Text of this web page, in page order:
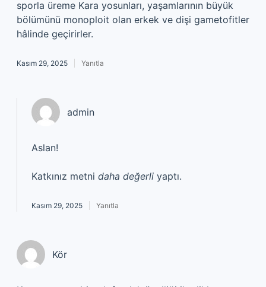
sporla üreme Kara yosunları, yaşamlarının büyük
bölümünü monoploit olan erkek ve dişi gametofitler
hâlinde geçirirler.
Kasım 29, 2025 Yanıtla
admin
Aslan!
Katkınız metni daha değerli yaptı.
Kasım 29, 2025 Yanıtla
Kör